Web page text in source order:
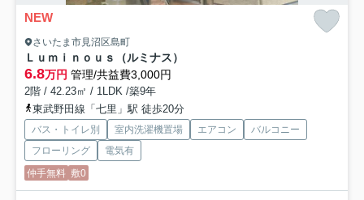
NEW
さいたま市見沼区島町
Ｌｕｍｉｎｏｕｓ（ルミナス）
6.8万円 管理/共益費3,000円
2階 / 42.23㎡ / 1LDK /築9年
東武野田線「七里」駅 徒歩20分
バス・トイレ別 室内洗濯機置場 エアコン
バルコニー
フローリング
電気有
仲手無料 敷0